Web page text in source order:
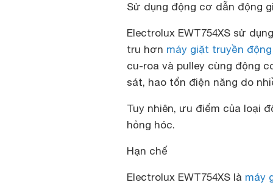
Sử dụng động cơ dẫn động
Electrolux EWT754XS sử
tru hơn máy giặt truyền
cu-roa và pulley cùng động
sát, hao tổn điện năng do
Tuy nhiên, ưu điểm của loại
hỏng hóc.
Hạn chế
Electrolux EWT754XS là máy